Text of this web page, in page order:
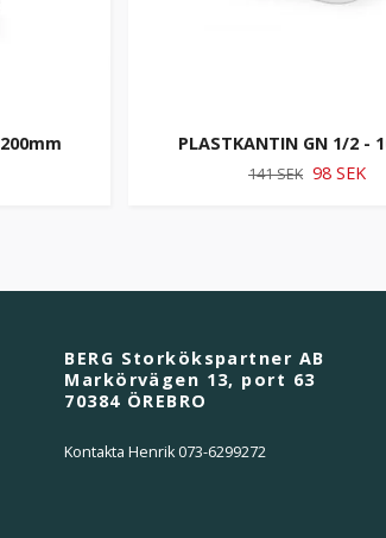
PLASTKANTIN GN 1/2 -
141 SEK 98 SEK
BERG Storkökspartner AB
Markörvägen 13, port 63
70384 ÖREBRO
Kontakta Henrik 073-6299272